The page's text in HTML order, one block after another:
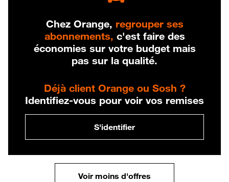
Chez Orange, regrouper ses
abonnements, c'est faire des
économies sur votre budget mais
pas sur la qualité.
Déjà client Orange ou Sosh ?
Identifiez-vous pour voir vos remises
S'identifier
Voir moins d'offres